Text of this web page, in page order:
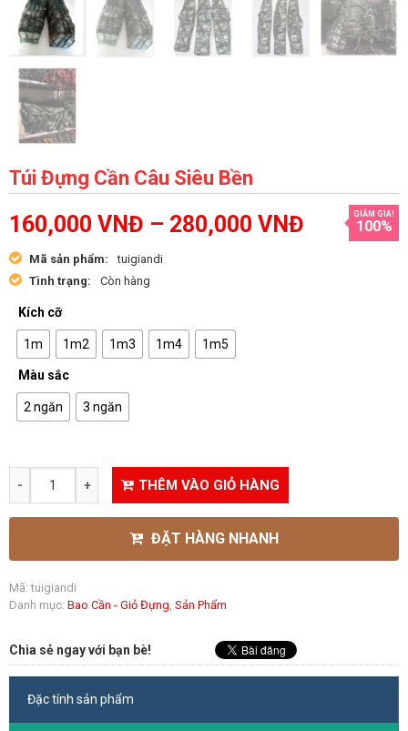
Túi Đựng Cần Câu Siêu Bền
160,000 VNĐ – 280,000 VNĐ GIẢM GIÁ!
100%
Mã sản phẩm:
tuigiandi
Tình trạng:
Còn hàng
Kích cỡ
1m 1m2 1m3 1m4 1m5
Màu sắc
2 ngăn 3 ngăn
THÊM VÀO GIỎ HÀNG
ĐẶT HÀNG NHANH
Mã:tuigiandi
Danh mục: Bao Cần - Giỏ Đựng, Sản Phẩm
Chia sẻ ngay với bạn bè!
Đặc tính sản phẩm